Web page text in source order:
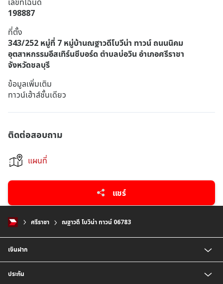
198887
ที่ตั้ง
343/252 หมู่ที่ 7 หมู่บ้านณฐาวดีโบวีน่า ทาวน์ ถนนนิคม
อุตสาหกรรมอีสเทิร์นซีบอร์ด ตำบลบ่อวิน อำเภอศรีราชา
จังหวัดชลบุรี
ข้อมูลเพิ่มเติม
ทาวน์เฮ้าส์ชั้นเดียว
ติดต่อสอบถาม
แผนที่
แชร์
ศรีราชา ณฐาวดี โบวิน่า ทาวน์ 06783
เงินฝาก
บัญชีเงินฝากประจำ
ประกัน